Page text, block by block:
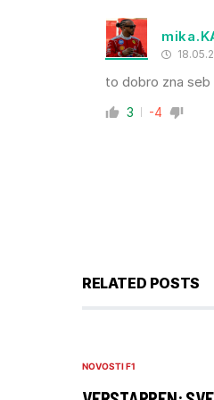
to dobro zna seb
3 -4
RELATED POSTS
NOVOSTI F1